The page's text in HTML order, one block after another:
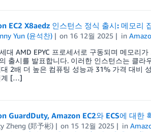
EC2 X8aedz 인스턴스 정식 출시: 메모리
Yun (윤석찬) on 16 12월 2025 in
대 AMD EPYC 프로세서로 구동되며 메모리
출시를 발표합니다. 이러한 인스턴스는 클라
2배 더 높은 컴퓨팅 성능과 31% 가격 대비
계 […]
GuardDuty, Amazon EC2와 ECS에 대한
Zheng (郑予彬) on 15 12월 2025 in